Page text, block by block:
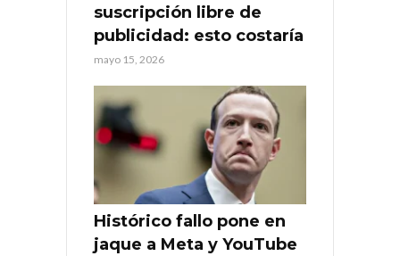
suscripción libre de
publicidad: esto costaría
mayo 15, 2026
Histórico fallo pone en
jaque a Meta y YouTube